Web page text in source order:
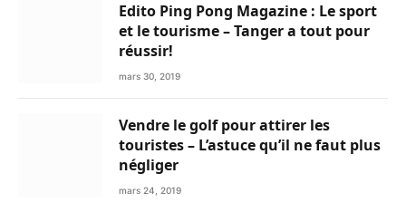
Edito Ping Pong Magazine : Le sport
et le tourisme – Tanger a tout pour
réussir!
mars 30, 2019
Vendre le golf pour attirer les
touristes – L’astuce qu’il ne faut plus
négliger
mars 24, 2019